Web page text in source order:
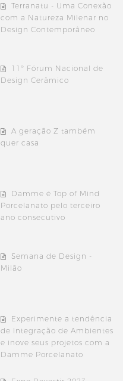
Terranatu - Uma Conexão
com a Natureza Milenar no
Design Contemporâneo
11º Fórum Nacional de
Design Cerâmico
A geração Z também
quer casa
Damme é Top of Mind
Porcelanato pelo terceiro
ano consecutivo
Semana de Design -
Milão
Experimente a tendência
de Integração de Ambientes
e inove seus projetos com a
Damme Porcelanato